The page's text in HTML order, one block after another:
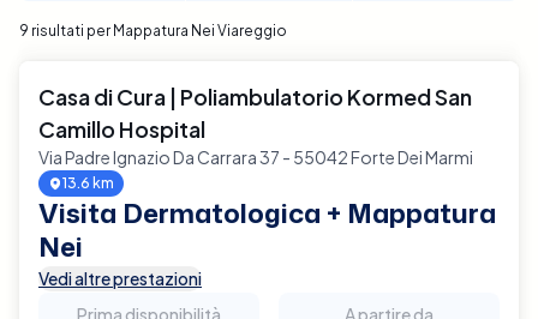
9 risultati per Mappatura Nei Viareggio
Casa di Cura | Poliambulatorio Kormed San
Camillo Hospital
Via Padre Ignazio Da Carrara 37 - 55042 Forte Dei Marmi
13.6 km
Visita Dermatologica + Mappatura
Nei
Vedi altre prestazioni
Prima disponibilità
A partire da